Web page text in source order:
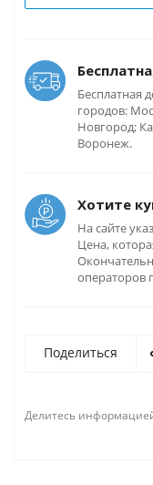
Бесплатная
городов:
Новгород;
Воронеж.
Хотите
На сайте
Цена,
операторов
Поделиться
Делитесь